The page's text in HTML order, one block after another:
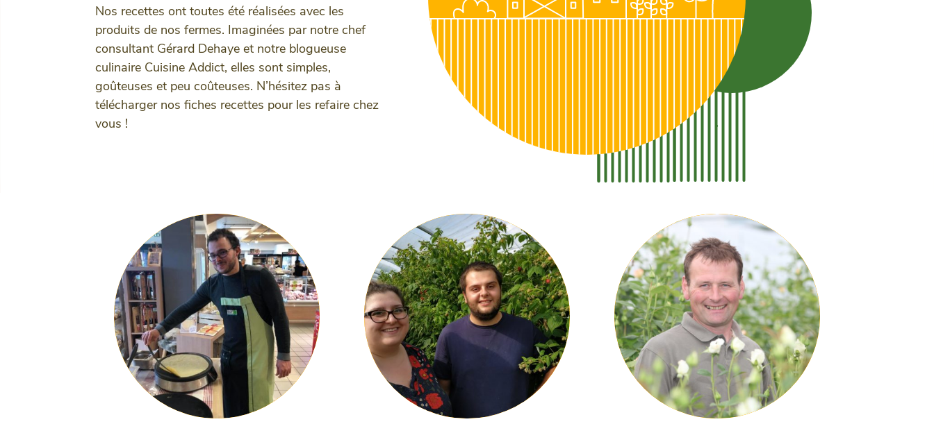
Nos recettes ont toutes été réalisées avec les
produits de nos fermes. Imaginées par notre chef
consultant Gérard Dehaye et notre blogueuse
culinaire Cuisine Addict, elles sont simples,
goûteuses et peu coûteuses. N’hésitez pas à
télécharger nos fiches recettes pour les refaire chez
vous !